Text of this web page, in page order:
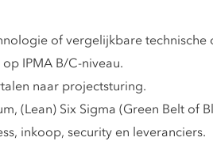
of vergelijkbare technische
IPMA B/C-niveau.
naar projectsturing.
(Lean) Six Sigma (Green Belt of
inkoop, security en leveranciers.